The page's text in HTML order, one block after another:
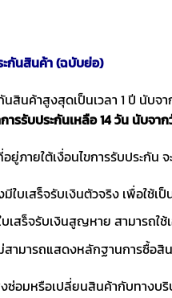
ะกันสินค้า (ฉบับย่อ)
นสินค้าสูงสุดเป็นเวลา 1 ปี นับ
การรับประกันเหลือ 14 วัน นับจา
ยู่ภายใต้เงื่อนไขการรับประกัน
มีใบเสร็จรับเงินตัวจริง เพื่อใช้
เสร็จรับเงินสูญหาย สามารถใ
สามารถแสดงหลักฐานการซื้อสิ
ซ่อมหรือเปลี่ยนสินค้ากับทาง